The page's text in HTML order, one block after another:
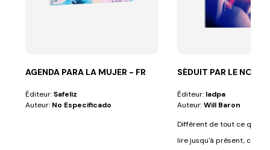
AGENDA PARA LA MUJER - FR
Éditeur:Safeliz
Auteur: No Especificado
SÉDUIT PAR LE
Éditeur: Iadpa
Auteur:Will Baron
Différent de tout ce que
lire jusqu'à présent, ce